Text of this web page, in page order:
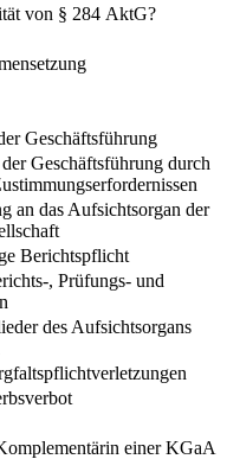
von § 284 AktG?
Geschäftsführung
Geschäftsführung durch
an das Aufsichtsorgan der
Berichtspflicht
, Prüfungs- und
des Aufsichtsorgans
einer KGaA